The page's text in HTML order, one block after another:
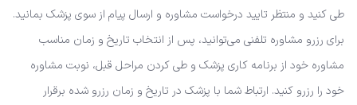
طی کنید و منتظر تایید درخواست مشاوره و ارسال پیام از سوی پزشک بمانید.
برای رزرو مشاوره تلفنی می‌توانید، پس از انتخاب تاریخ و زمان مناسب
مشاوره خود از برنامه کاری پزشک و طی کردن مراحل قبل، نوبت مشاوره
خود را رزرو کنید. ارتباط شما با پزشک در تاریخ و زمان رزرو شده برقرار